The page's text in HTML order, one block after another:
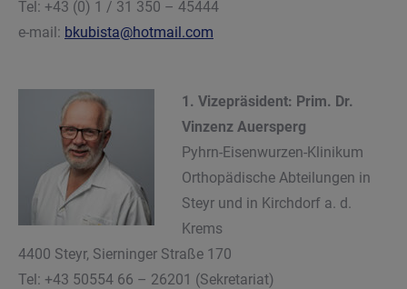
Tel: +43 (0) 1 / 31 350 – 45444
e-mail: bkubista@hotmail.com
1. Vizepräsident: Prim. Dr.
Vinzenz Auersperg
Pyhrn-Eisenwurzen-Klinikum
Orthopädische Abteilungen in
Steyr und in Kirchdorf a. d.
Krems
4400 Steyr, Sierninger Straße 170
Tel: +43 50554 66 – 26201 (Sekretariat)